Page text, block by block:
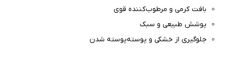
بافت کرمی و مرطوب‌کننده قوی
پوشش طبیعی و سبک
جلوگیری از خشکی و پوسته‌پوسته شدن